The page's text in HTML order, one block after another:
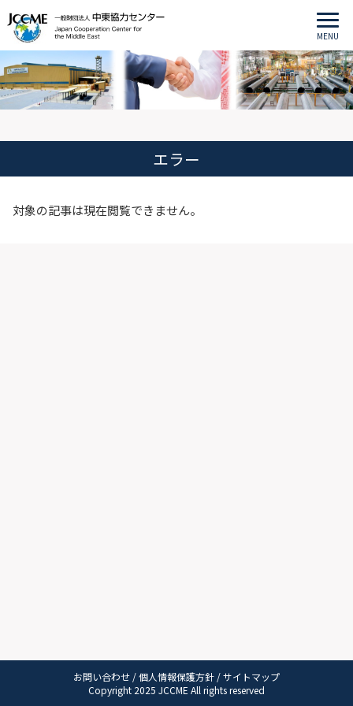
MENU
エラー
対象の記事は現在閲覧できません。
お問い合わせ /個人情報保護方針 /サイトマップ
Copyright 2025 JCCME All rights reserved